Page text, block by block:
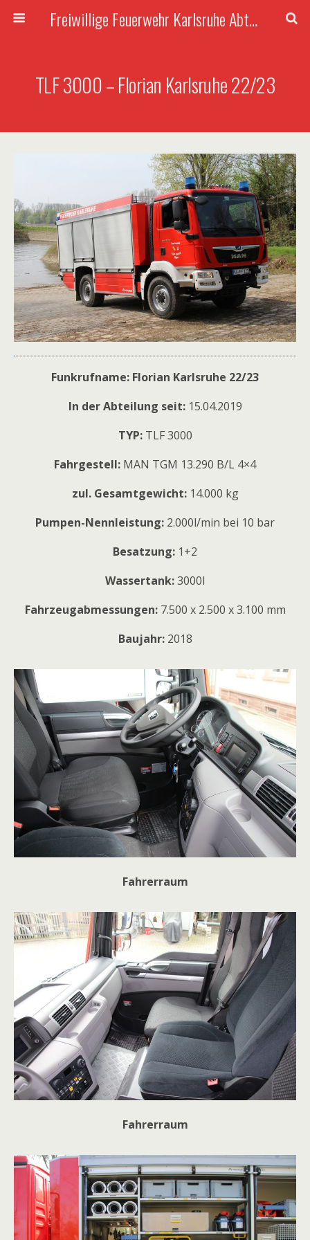
Freiwillige Feuerwehr Karlsruhe Abteilung Rüppurr
TLF 3000 – Florian Karlsruhe 22/23
Funkrufname: Florian Karlsruhe 22/23
In der Abteilung seit:15.04.2019
TYP:TLF 3000
Fahrgestell: MAN TGM 13.290 B/L 4×4
zul. Gesamtgewicht:14.000 kg
Pumpen-Nennleistung: 2.000l/min bei 10 bar
Besatzung: 1+2
Wassertank:3000l
Fahrzeugabmessungen:7.500 x 2.500 x 3.100 mm
Baujahr:2018
Fahrerraum
Fahrerraum